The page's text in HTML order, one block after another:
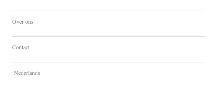
Over ons
Contact
Nederlands